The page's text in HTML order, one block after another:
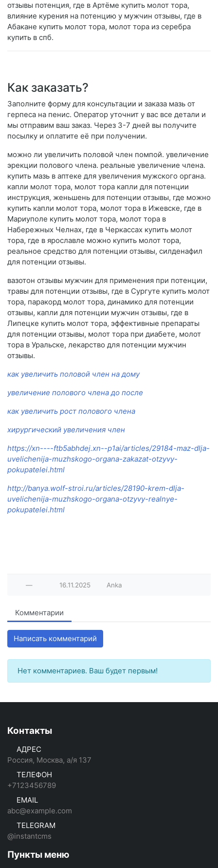
отзывы потенция, где в Артёме купить молот тора,
влияние курения на потенцию у мужчин отзывы, где в
Абакане купить молот тора, молот тора из серебра
купить в спб.
Как заказать?
Заполните форму для консультации и заказа мазь от
герпеса на пенис. Оператор уточнит у вас все детали и
мы отправим ваш заказ. Через 3-7 дней вы получите
посылку и оплатите её при получении.
можно ли увеличить половой член помпой. увеличение
эрекции полового члена. реальные увеличение члена.
купить мазь в аптеке для увеличения мужского органа.
капли молот тора, молот тора капли для потенции
инструкция, женьшень для потенции отзывы, где можно
купить капли молот тора, молот тора в Ижевске, где в
Мариуполе купить молот тора, молот тора в
Набережных Челнах, где в Черкассах купить молот
тора, где в ярославле можно купить молот тора,
реальное средство для потенции отзывы, силденафил
для потенции отзывы.
вазотон отзывы мужчин для применения при потенции,
травы для потенции отзывы, где в Сургуте купить молот
тора, паракорд молот тора, динамико для потенции
отзывы, капли для потенции мужчин отзывы, где в
Липецке купить молот тора, эффективные препараты
для потенции отзывы, молот тора при диабете, молот
тора в Уральске, лекарство для потенции мужчин
отзывы.
как увеличить половой член на дому
увеличение полового члена до после
как увеличить рост полового члена
хирургический увеличения член
https://xn----ftb5abhdej.xn--p1ai/articles/29184-maz-dlja-
uvelichenija-muzhskogo-organa-zakazat-otzyvy-
pokupatelei.html
http://banya.wolf-stroi.ru/articles/28190-krem-dlja-
uvelichenija-muzhskogo-organa-otzyvy-realnye-
pokupatelei.html
— 16.11.2025 Anka
Комментарии
Написать комментарий
Нет комментариев. Ваш будет первым!
Контакты
АДРЕС
Россия, Москва, а/я 137
ТЕЛЕФОН
+7123456789
EMAIL
abc@example.com
TELEGRAM
@instantcms
Пункты меню